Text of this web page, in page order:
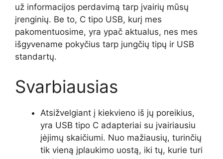
už informacijos perdavimą tarp įvairių mūsų
įrenginių. Be to, C tipo USB, kurį mes
pakomentuosime, yra ypač aktualus, nes mes
išgyvename pokyčius tarp jungčių tipų ir USB
standartų.
Svarbiausias
Atsižvelgiant į kiekvieno iš jų poreikius,
yra USB tipo C adapteriai su įvairiausiu
įėjimų skaičiumi. Nuo mažiausių, turinčių
tik vieną įplaukimo uostą, iki tų, kurie turi